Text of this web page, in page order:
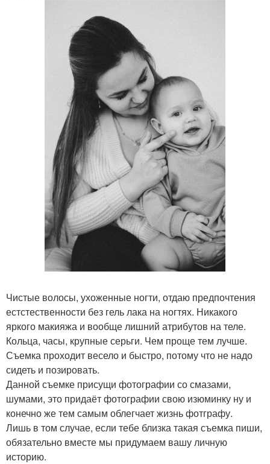
Чистые волосы, ухоженные ногти, отдаю предпочтения
естстественности без гель лака на ногтях. Никакого
яркого макияжа и вообще лишний атрибутов на теле.
Кольца, часы, крупные серьги. Чем проще тем лучше.
Съемка проходит весело и быстро, потому что не надо
сидеть и позировать.
Данной съемке присущи фотографии со смазами,
шумами, это придаёт фотографии свою изюминку ну и
конечно же тем самым облегчает жизнь фотграфу.
Лишь в том случае, если тебе близка такая съемка пиши,
обязательно вместе мы придумаем вашу личную
историю.